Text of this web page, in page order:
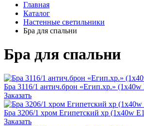
Главная
Каталог
Настенные светильники
Бра для спальни
Бра для спальни
Бра 3116/1 антич.брон «Егип.хр.» (1x40w
Заказать
Бра 3206/1 хром Египетский хр (1x40w
Заказать